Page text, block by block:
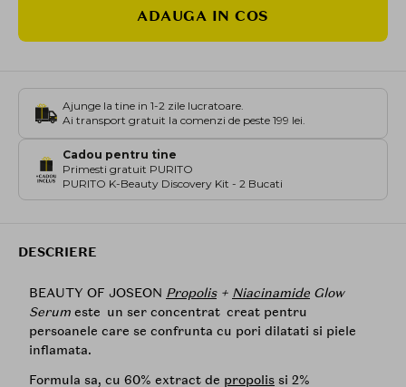
ADAUGA IN COS
Ajunge la tine in 1-2 zile lucratoare.
Ai transport gratuit la comenzi de peste 199 lei.
Cadou pentru tine
Primesti gratuit PURITO
PURITO K-Beauty Discovery Kit - 2 Bucati
DESCRIERE
BEAUTY OF JOSEON Propolis+ Niacinamide Glow
Serum este un ser concentrat creat pentru
persoanele care se confrunta cu pori dilatati si piele
inflamata.
Formula sa, cu 60% extract de propolis si 2%